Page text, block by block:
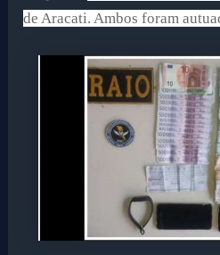
de Aracati. Ambos foram